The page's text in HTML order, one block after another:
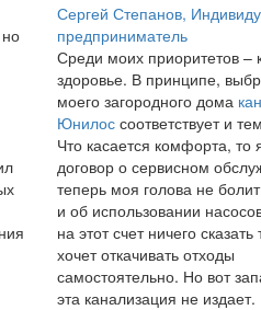
Сергей Степанов,
предприниматель
Среди моих приоритетов –
здоровье. В принципе,
моего загородного дома
Юнилос соответствует и
Что касается комфорта, то
договор о сервисном
теперь моя голова не
и об использовании
на этот счет ничего сказать
хочет откачивать отходы
самостоятельно. Но вот
эта канализация не издает.